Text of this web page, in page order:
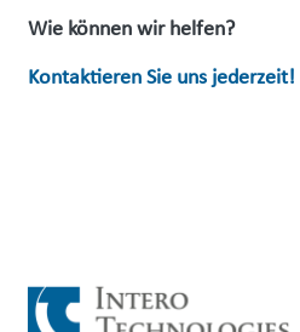
Wie können wir helfen?
Kontaktieren Sie uns jederzeit!